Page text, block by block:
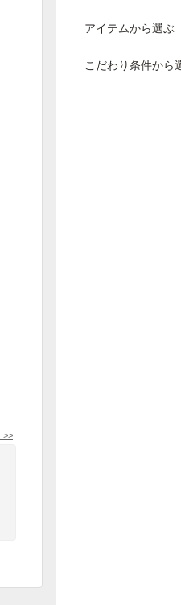
>>
アイテムから選ぶ
こだわり条件から